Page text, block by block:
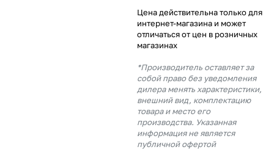
Цена действительна только для
интернет-магазина и может
отличаться от цен в розничных
магазинах
*Производитель оставляет за
собой право без уведомления
дилера менять характеристики,
внешний вид, комплектацию
товара и место его
производства. Указанная
информация не является
публичной офертой
% будут
с вашей карты